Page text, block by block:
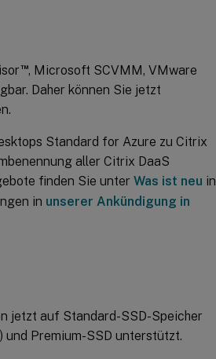
™, Microsoft SCVMM, VMware
Daher können Sie jetzt
Standard for Azure zu Citrix
aller Citrix DaaS
finden Sie unter Was ist neu in
in unserer Ankündigung in
jetzt auf Standard-SSD-Speicher
und Premium-SSD unterstützt.